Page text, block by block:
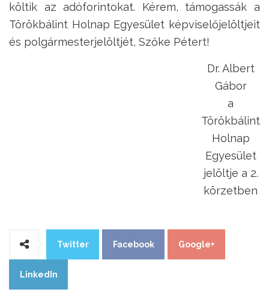
költik az adóforintokat. Kérem, támogassák a
Törökbálint Holnap Egyesület képviselőjelöltjeit
és polgármesterjelöltjét, Szőke Pétert!
Dr. Albert
Gábor
a
Törökbálint
Holnap
Egyesület
jelöltje a 2.
körzetben
Twitter Facebook Google+
LinkedIn